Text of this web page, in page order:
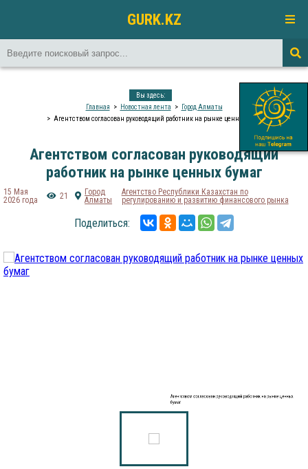
GURK.KZ
Вы здесь:
Главная
Новостная лента
Город Алматы
Агентством согласован руководящий работник на рынке ценных бумаг
Агентством согласован руководящий
работник на рынке ценных бумаг
15 Мая
2026 года
21
Город
Алматы
Агентство Республики Казахстан по
регулированию и развитию финансового рынка
Поделиться:
Агентством согласован руководящий работник на рынке ценных
бумаг